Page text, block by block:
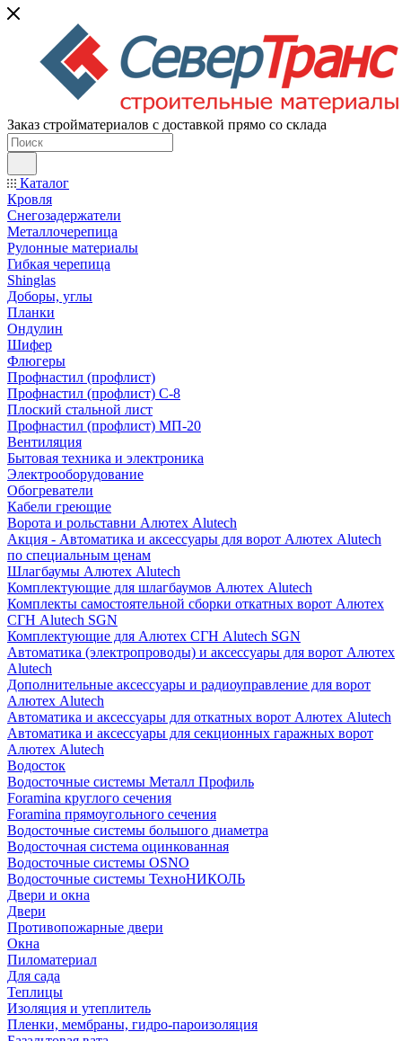
Заказ стройматериалов с доставкой прямо со склада
Каталог
Кровля
Снегозадержатели
Металлочерепица
Рулонные материалы
Гибкая черепица
Shinglas
Доборы, углы
Планки
Ондулин
Шифер
Флюгеры
Профнастил (профлист)
Профнастил (профлист) С-8
Плоский стальной лист
Профнастил (профлист) МП-20
Вентиляция
Бытовая техника и электроника
Электрооборудование
Обогреватели
Кабели греющие
Ворота и рольставни Алютех Alutech
Акция - Автоматика и аксессуары для ворот Алютех Alutech
по специальным ценам
Шлагбаумы Алютех Alutech
Комплектующие для шлагбаумов Алютех Alutech
Комплекты самостоятельной сборки откатных ворот Алютех
СГН Alutech SGN
Комплектующие для Алютех СГН Alutech SGN
Автоматика (электропроводы) и аксессуары для ворот Алютех
Alutech
Дополнительные аксессуары и радиоуправление для ворот
Алютех Alutech
Автоматика и аксессуары для откатных ворот Алютех Alutech
Автоматика и аксессуары для секционных гаражных ворот
Алютех Alutech
Водосток
Водосточные системы Металл Профиль
Foramina круглого сечения
Foramina прямоугольного сечения
Водосточные системы большого диаметра
Водосточная система оцинкованная
Водосточные системы OSNO
Водосточные системы ТехноНИКОЛЬ
Двери и окна
Двери
Противопожарные двери
Окна
Пиломатериал
Для сада
Теплицы
Изоляция и утеплитель
Пленки, мембраны, гидро-пароизоляция